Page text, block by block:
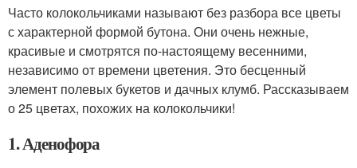
Часто колокольчиками называют без разбора все цветы
с характерной формой бутона. Они очень нежные,
красивые и смотрятся по-настоящему весенними,
независимо от времени цветения. Это бесценный
элемент полевых букетов и дачных клумб. Рассказываем
о 25 цветах, похожих на колокольчики!
1. Аденофора